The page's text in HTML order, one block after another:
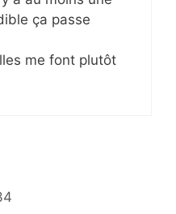
ça passe
me font plutôt